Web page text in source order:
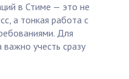
в Стиме — это не
а тонкая работа с
Для
учесть сразу